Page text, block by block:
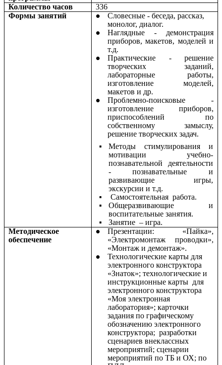
Количество часов
336
Формы занятий
Словесные - беседа, рассказ,
монолог, диалог.
Наглядные - демонстрация
приборов, макетов, моделей и
т.д.
Практические - решение
творческих заданий,
лабораторные работы,
изготовление моделей,
макетов и др.
Проблемно-поисковые -
изготовление приборов,
приспособлений по
собственному замыслу,
решение творческих задач.
Методы стимулирования и
мотивации учебно-
познавательной деятельности
- познавательные и
развивающие игры,
экскурсии и т.д.
Самостоятельная работа.
Общеразвивающие и
воспитательные занятия.
Занятие – игра.
Методическое
обеспечение
Презентации: «Пайка»,
«Электромонтаж проводки»,
«Монтаж и демонтаж».
Технологические карты для
электронного конструктора
«Знаток»; технологические и
инструкционные карты для
электронного конструктора
«Моя электронная
лаборатория»; карточки
задания по графическому
обозначению электронного
конструктора; разработки
сценариев внеклассных
мероприятий; сценарии
мероприятий по ТБ и ОХ; по